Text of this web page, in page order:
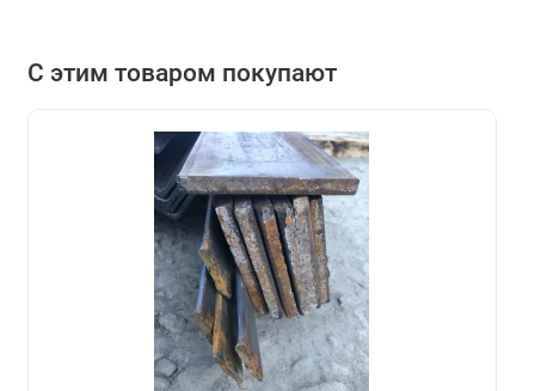
С этим товаром покупают